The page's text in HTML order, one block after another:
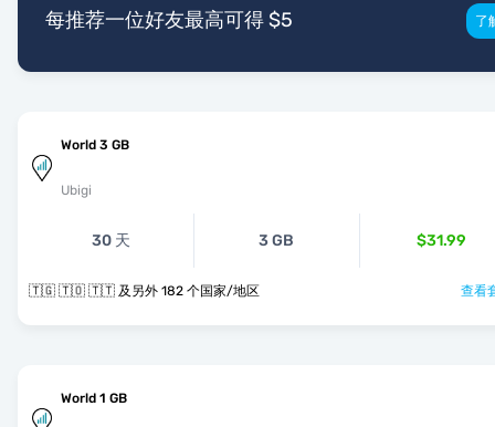
每推荐一位好友最高可得 $5 了
World 3 GB
Ubigi
30 天 3 GB $31.99
🇹🇬 🇹🇴 🇹🇹 及另外 182 个国家/地区 查看
World 1 GB